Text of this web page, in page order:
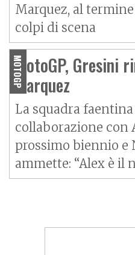
Marquez, al
colpi di scena
MOTOGP
MotoGP, Gresini
Marquez
La squadra
collaborazione con
prossimo biennio e
ammette: “Alex è il